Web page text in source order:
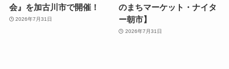
会』を加古川市で開催！
2026年7月31日
のまちマーケット・ナイタ
ー朝市】
2026年7月31日